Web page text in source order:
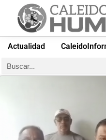
Actualidad